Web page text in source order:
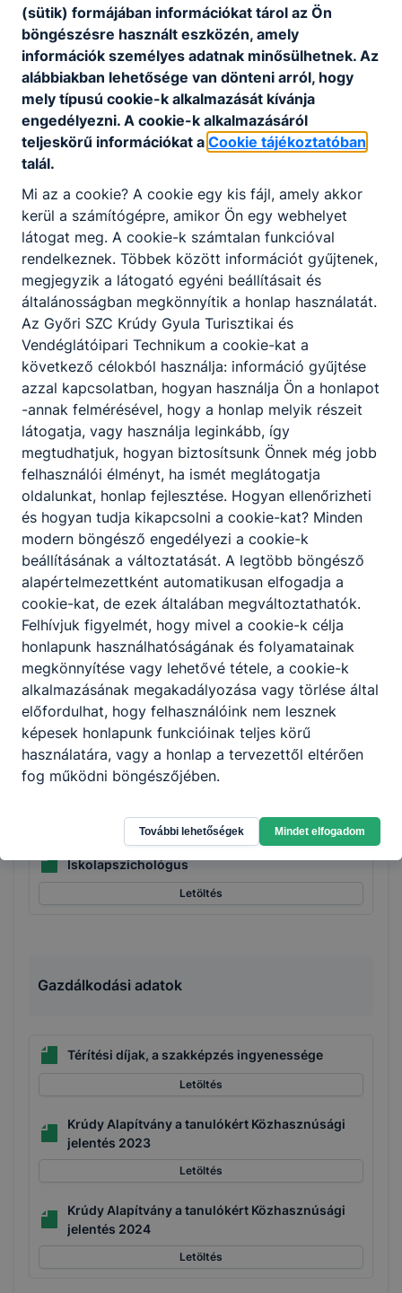
és kezelésére
Letöltés
Tevékenységre, működésre vonatkozó adatok
Felvételi tájékoztató a 2026/2027-es tanévre
(2025.10. 20)
A fenntartó által engedélyezett osztályok a
2025/2026-os tanévre
Nyitvatarási rend a 2025-2026-os tanévre
Letöltés
A tanév jelentősebb rendezvényei, eseményei a
2025-2026-os tanévre
Letöltés
Középfokú iskolák reprezentatív szakmai
ellenőrzése
Letöltés
A tanulók le- és kimaradásával,
évfolyamismétlésével kapcsolatos adatok
2025-ig
Letöltés
Egyéb foglalkozások a 2025-2026-os tanévre
Letöltés
Letöltés
Iskolapszichológus
Letöltés
Gazdálkodási adatok
Térítési díjak, a szakképzés ingyenessége
Letöltés
Krúdy Alapítvány a tanulókért Közhasznúsági
jelentés 2023
Letöltés
Krúdy Alapítvány a tanulókért Közhasznúsági
jelentés 2024
Letöltés
(sütik) formájában információkat tárol az Ön
böngészésre használt eszközén, amely
információk személyes adatnak minősülhetnek. Az
alábbiakban lehetősége van dönteni arról, hogy
mely típusú cookie-k alkalmazását kívánja
engedélyezni. A cookie-k alkalmazásáról
teljeskörű információkat a Cookie tájékoztatóban
talál.
Mi az a cookie? A cookie egy kis fájl, amely akkor
kerül a számítógépre, amikor Ön egy webhelyet
látogat meg. A cookie-k számtalan funkcióval
rendelkeznek. Többek között információt gyűjtenek,
megjegyzik a látogató egyéni beállításait és
általánosságban megkönnyítik a honlap használatát.
Az Győri SZC Krúdy Gyula Turisztikai és
Vendéglátóipari Technikum a cookie-kat a
következő célokból használja: információ gyűjtése
azzal kapcsolatban, hogyan használja Ön a honlapot
-annak felmérésével, hogy a honlap melyik részeit
látogatja, vagy használja leginkább, így
megtudhatjuk, hogyan biztosítsunk Önnek még jobb
felhasználói élményt, ha ismét meglátogatja
oldalunkat, honlap fejlesztése. Hogyan ellenőrizheti
és hogyan tudja kikapcsolni a cookie-kat? Minden
modern böngésző engedélyezi a cookie-k
beállításának a változtatását. A legtöbb böngésző
alapértelmezettként automatikusan elfogadja a
cookie-kat, de ezek általában megváltoztathatók.
Felhívjuk figyelmét, hogy mivel a cookie-k célja
honlapunk használhatóságának és folyamatainak
megkönnyítése vagy lehetővé tétele, a cookie-k
alkalmazásának megakadályozása vagy törlése által
előfordulhat, hogy felhasználóink nem lesznek
képesek honlapunk funkcióinak teljes körű
használatára, vagy a honlap a tervezettől eltérően
fog működni böngészőjében.
További lehetőségek Mindet elfogadom